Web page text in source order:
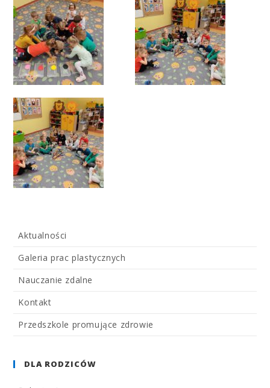
Aktualności
Galeria prac plastycznych
Nauczanie zdalne
Kontakt
Przedszkole promujące zdrowie
DLA RODZICÓW